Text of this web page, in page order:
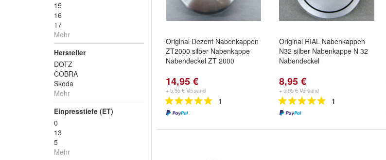
15
16
17
Mehr
Hersteller
DOTZ
COBRA
Skoda
Mehr
Einpresstiefe (ET)
0
13
5
Mehr
Original Dezent Nabenkappen
ZT2000 silber Nabenkappe
Nabendeckel ZT 2000
14,95 €
+ 5,95 € Versand
1
Original RIAL Nabenkappen
N32 silber Nabenkappe N 32
Nabendeckel
8,95 €
+ 5,95 € Versand
1